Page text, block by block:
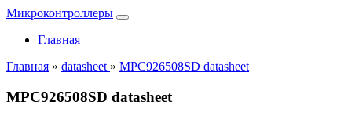
Микроконтроллеры
Главная
Главная » datasheet » MPC926508SD datasheet
MPC926508SD datasheet